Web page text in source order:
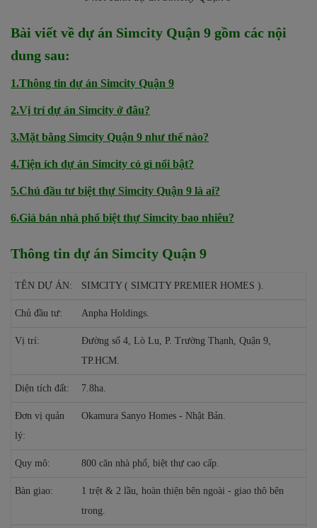
Bài viết về dự án Simcity Quận 9 gồm các nội
dung sau:
1.Thông tin dự án Simcity Quận 9
2.Vị trí dự án Simcity ở đâu?
3.Mặt bằng Simcity Quận 9 như thế nào?
4.Tiện ích dự án Simcity có gì nổi bật?
5.Chủ đầu tư biệt thự Simcity Quận 9 là ai?
6.Giá bán nhà phố biệt thự Simcity bao nhiêu?
Thông tin dự án Simcity Quận 9
TÊN DỰ ÁN: SIMCITY ( SIMCITY PREMIER HOMES ).
Chủ đầu tư: Anpha Holdings.
Vị trí:
Đường số 4, Lò Lu, P. Trường Thạnh, Quận 9,
TP.HCM.
Diện tích đất: 7.8ha.
Đơn vị quản
lý:
Okamura Sanyo Homes - Nhật Bản.
Quy mô: 800 căn nhà phố, biệt thự cao cấp.
Bàn giao:
1 trệt & 2 lầu, hoàn thiện bên ngoài - giao thô bên
trong.